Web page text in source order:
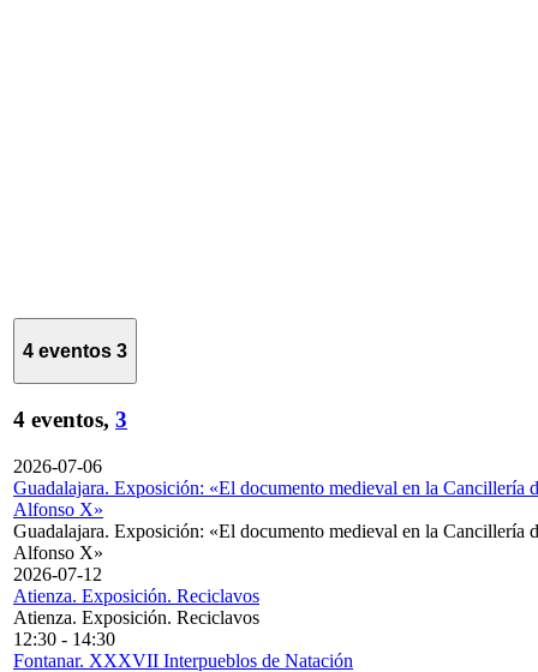
4 eventos 3
4 eventos, 3
2026-07-06
Guadalajara. Exposición: «El documento medieval en la Cancillería
Alfonso X»
Guadalajara. Exposición: «El documento medieval en la Cancillería
Alfonso X»
2026-07-12
Atienza. Exposición. Reciclavos
Atienza. Exposición. Reciclavos
12:30 - 14:30
Fontanar. XXXVII Interpueblos de Natación